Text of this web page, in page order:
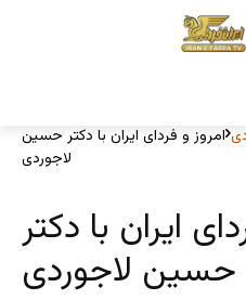
امروز و فردای ایران با دکتر حسین
لاجوردی
ایران با دکتر
حسین لاجوردی